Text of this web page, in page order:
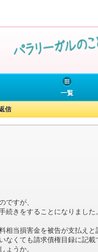
一覧
信
ですが、
きをすることになりました。
当損害金を被告が支払えと
くても請求債権目録に記載
ょうか。